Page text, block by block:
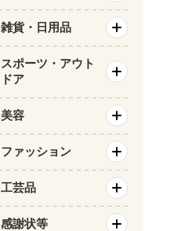
雑貨・日用品
スポーツ・アウト
ドア
美容
ファッション
工芸品
感謝状等